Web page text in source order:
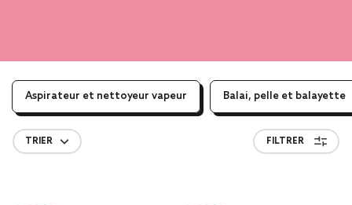
Aspirateur et nettoyeur vapeur Balai, pelle et balayette
TRIER FILTRER